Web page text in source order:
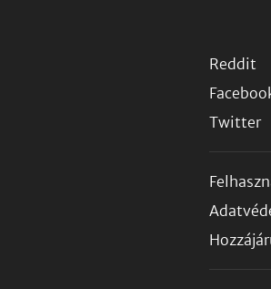
Reddit
Twitter